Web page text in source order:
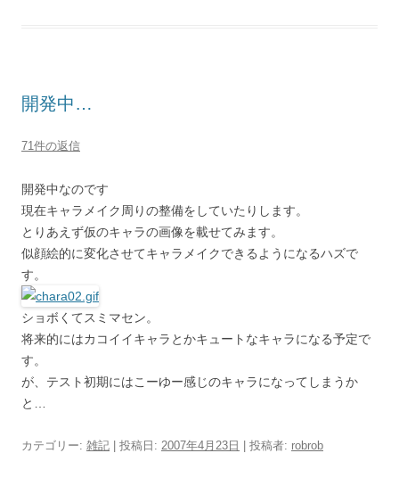
開発中…
71件の返信
開発中なのです
現在キャラメイク周りの整備をしていたりします。
とりあえず仮のキャラの画像を載せてみます。
似顔絵的に変化させてキャラメイクできるようになるハズで
す。
ショボくてスミマセン。
将来的にはカコイイキャラとかキュートなキャラになる予定で
す。
が、テスト初期にはこーゆー感じのキャラになってしまうか
と…
カテゴリー: 雑記 | 投稿日: 2007年4月23日 投稿者: robrob